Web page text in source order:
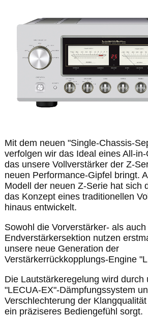
Mit dem neuen "Single-Chassis-
verfolgen wir das Ideal eines All-
das unsere Vollverstärker der Z-
neuen Performance-Gipfel bringt.
Modell der neuen Z-Serie hat sich
das Konzept eines traditionellen
hinaus entwickelt.
Sowohl die Vorverstärker- als auch
Endverstärkersektion nutzen
unsere neue Generation der
Verstärkerrückkopplungs-Engine
Die Lautstärkeregelung wird durch
"LECUA-EX"-Dämpfungssystem
Verschlechterung der
ein präziseres Bediengefühl sorgt.